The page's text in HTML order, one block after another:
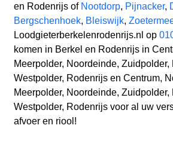
en Rodenrijs of Nootdorp, Pijnacker,
Bergschenhoek, Bleiswijk,
Loodgieterberkelenrodenrijs.nl op
komen in Berkel en Rodenrijs in
Meerpolder, Noordeinde, Zuidpolder,
Westpolder, Rodenrijs en Centrum,
Meerpolder, Noordeinde, Zuidpolder,
Westpolder, Rodenrijs voor al uw
afvoer en riool!